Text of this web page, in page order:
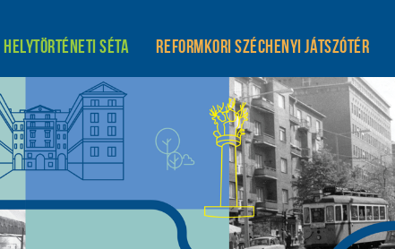
Helytörténeti séta Reformkori Széchenyi játszótér